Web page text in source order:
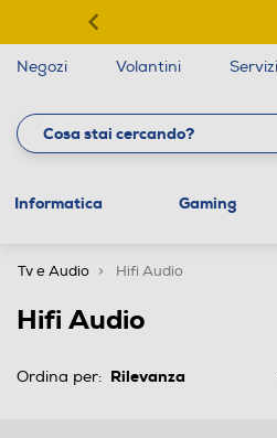
Negozi Volantini Servizi
Informatica Gaming
Tv e Audio Hifi Audio
Hifi Audio
Ordina per: